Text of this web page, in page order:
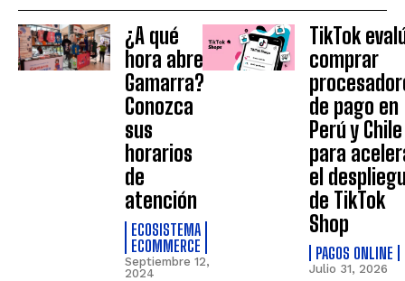
¿A qué
hora abre
Gamarra?
Conozca
sus
horarios
de
atención
ECOSISTEMA
ECOMMERCE
Septiembre 12,
2024
TikTok
comprar
de pago en
Perú y Chile
para
el
de TikTok
Shop
PAGOS ONLINE
Julio 31, 2026